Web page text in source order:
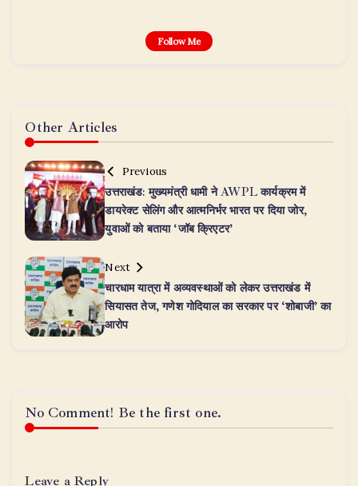
Follow Me
Other Articles
Previous
उत्तराखंड: मुख्यमंत्री धामी ने AWPL कार्यक्रम में
डायरेक्ट सेलिंग और आत्मनिर्भर भारत पर दिया जोर,
युवाओं को बताया ‘जॉब क्रिएटर’
Next
चारधाम यात्रा में अव्यवस्थाओं को लेकर उत्तराखंड में
सियासत तेज, गणेश गोदियाल का सरकार पर ‘शोबाजी’ का
आरोप
No Comment! Be the first one.
Leave a Reply